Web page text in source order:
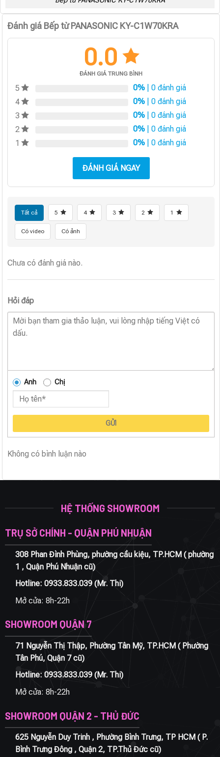
Đánh giá Bếp từ PANASONIC KY-C1W70KRA
0.0
ĐÁNH GIÁ TRUNG BÌNH
5 0% | 0 đánh giá
4
0% | 0 đánh giá
3
0% | 0 đánh giá
2
0% | 0 đánh giá
1
0% | 0 đánh giá
ĐÁNH GIÁ NGAY
Tất cả 5 4 3 2 1
Có video Có ảnh
Chưa có đánh giá nào.
Hỏi đáp
Anh Chị
GỬI
Không có bình luận nào
HỆ THỐNG SHOWROOM
TRỤ SỞ CHÍNH - QUẬN PHÚ NHUẬN
308 Phan Đình Phùng, phường cầu kiệu, TP.HCM ( phường
1 , Quận Phú Nhuận cũ)
Hotline: 0933.833.039(Mr. Thi)
Mở cửa: 8h-22h
SHOWROOM QUẬN 7
71 Nguyễn Thị Thập, Phường Tân Mỹ, TP.HCM ( Phường
Tân Phú, Quận 7 cũ)
Hotline: 0933.833.039(Mr. Thi)
Mở cửa: 8h-22h
SHOWROOM QUẬN 2 - THỦ ĐỨC
625 Nguyễn Duy Trinh , Phường Bình Trưng, TP HCM ( P.
Bình Trưng Đông , Quận 2, TP.Thủ Đức cũ)